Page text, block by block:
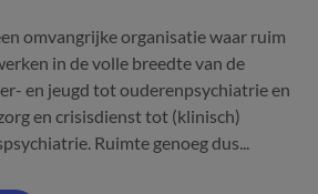
omvangrijke organisatie waar ruim
in de volle breedte van de
en jeugd tot ouderenpsychiatrie en
en crisisdienst tot (klinisch)
Ruimte genoeg dus...